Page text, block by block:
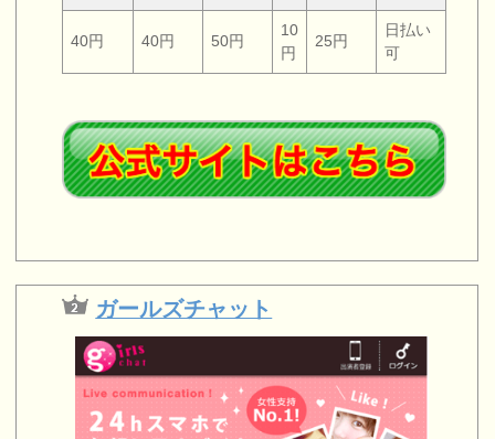
40円 40円 50円
10
円
25円
日払い
可
ガールズチャット